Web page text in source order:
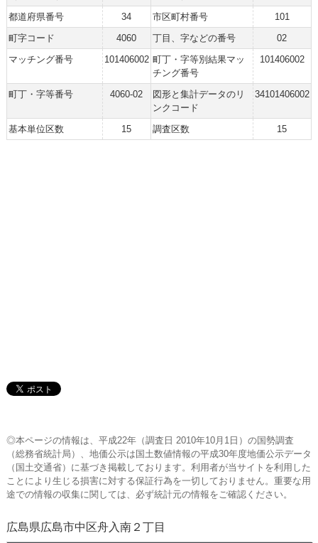
都道府県番号
34 市区町村番号
101
町字コード
4060 丁目、字などの番号
02
マッチング番号
101406002 町丁・字等別結果マッ
チング番号
101406002
町丁・字等番号 4060-02
図形と集計データのリ
ンクコード
34101406002
基本単位区数 15 調査区数 15
◎本ページの情報は、平成22年（調査日 2010年10月1日）の国勢調査
（総務省統計局）、地価公示は国土数値情報の平成30年度地価公示データ
（国土交通省）に基づき掲載しております。利用者が当サイトを利用した
ことにより生じる損害に対する保証行為を一切しておりません。重要な用
途での情報の収集に関しては、必ず統計元の情報をご確認ください。
広島県広島市中区舟入南２丁目